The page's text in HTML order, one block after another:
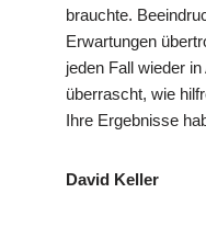
brauchte.
Erwartungen
jeden Fall wieder
überrascht, wie
Ihre Ergebnisse
David Keller